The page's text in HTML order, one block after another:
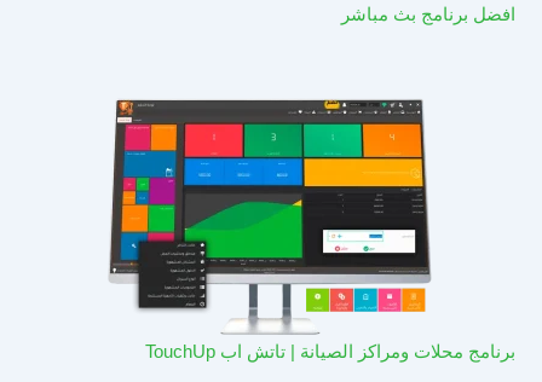
افضل برنامج بث مباشر
برنامج محلات ومراكز الصيانة | تاتش اب TouchUp